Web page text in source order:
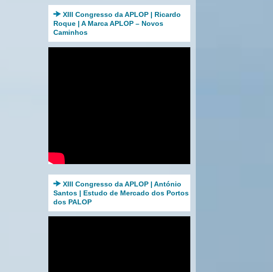
XIII Congresso da APLOP | Ricardo
Roque | A Marca APLOP – Novos
Caminhos
XIII Congresso da APLOP | António
Santos | Estudo de Mercado dos Portos
dos PALOP